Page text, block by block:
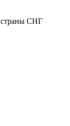
страны СНГ